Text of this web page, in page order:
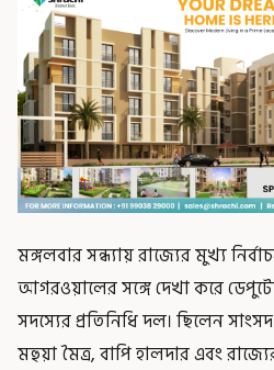
মঙ্গলবার সন্ধ্যায় রাজ্যের মুখ্য
আগরওয়ালের সঙ্গে দেখা করে
সদস্যের প্রতিনিধি দল। ছিলেন
মহুয়া মৈত্র, বাপি হালদার এবং রাজ্যের